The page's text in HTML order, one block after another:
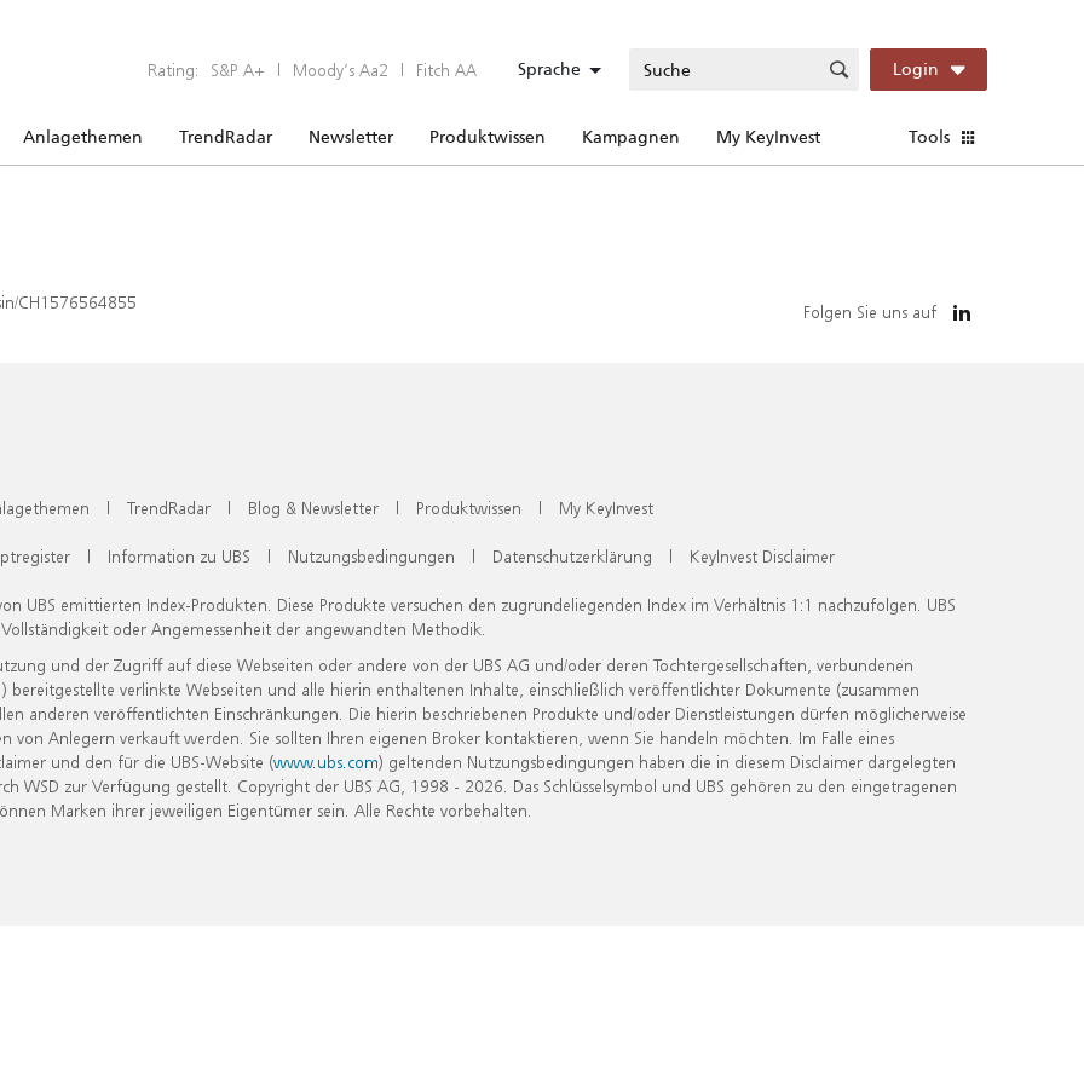
Rating: S&P A+ | Moody’s Aa2 | Fitch AA Sprache Login
Anlagethemen TrendRadar Newsletter Produktwissen Kampagnen My KeyInvest Tools
CH1576564855 Folgen Sie uns auf
| TrendRadar | Blog & Newsletter | Produktwissen | My KeyInvest
| Information zu UBS | Nutzungsbedingungen | Datenschutzerklärung | KeyInvest Disclaimer
UBS emittierten Index-Produkten. Diese Produkte versuchen den zugrundeliegenden Index im Verhältnis 1:1 nachzufolgen. UBS
oder Angemessenheit der angewandten Methodik.
und der Zugriff auf diese Webseiten oder andere von der UBS AG und/oder deren Tochtergesellschaften, verbundenen
verlinkte Webseiten und alle hierin enthaltenen Inhalte, einschließlich veröffentlichter Dokumente (zusammen
anderen veröffentlichten Einschränkungen. Die hierin beschriebenen Produkte und/oder Dienstleistungen dürfen möglicherweise
Anlegern verkauft werden. Sie sollten Ihren eigenen Broker kontaktieren, wenn Sie handeln möchten. Im Falle eines
und den für die UBS-Website (www.ubs.com) geltenden Nutzungsbedingungen haben die in diesem Disclaimer dargelegten
zur Verfügung gestellt. Copyright der UBS AG, 1998 - 2026. Das Schlüsselsymbol und UBS gehören zu den eingetragenen
Marken ihrer jeweiligen Eigentümer sein. Alle Rechte vorbehalten.